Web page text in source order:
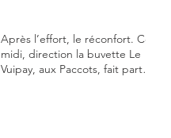
Après l’effort, le réconfort. Ce
midi, direction la buvette Le
Vuipay, aux Paccots, fait partie